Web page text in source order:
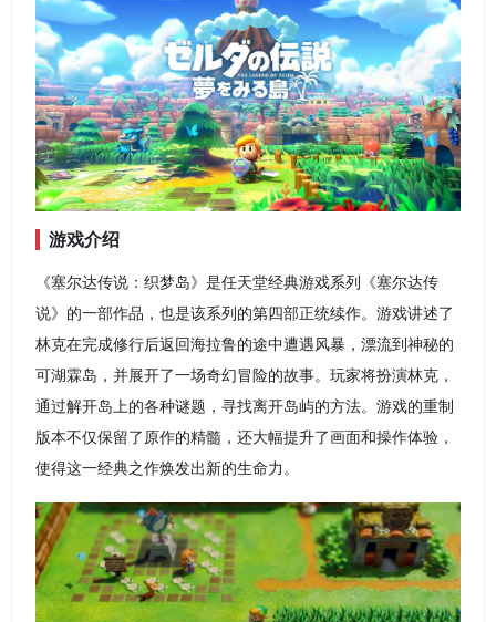
游戏介绍
《塞尔达传说：织梦岛》是任天堂经典游戏系列《塞尔达传
说》的一部作品，也是该系列的第四部正统续作。游戏讲述了
林克在完成修行后返回海拉鲁的途中遭遇风暴，漂流到神秘的
可湖霖岛，并展开了一场奇幻冒险的故事。玩家将扮演林克，
通过解开岛上的各种谜题，寻找离开岛屿的方法。游戏的重制
版本不仅保留了原作的精髓，还大幅提升了画面和操作体验，
使得这一经典之作焕发出新的生命力。